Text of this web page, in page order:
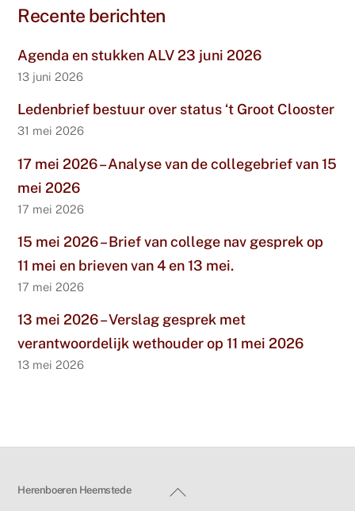
Recente berichten
Agenda en stukken ALV 23 juni 2026
13 juni 2026
Ledenbrief bestuur over status ‘t Groot Clooster
31 mei 2026
17 mei 2026 – Analyse van de collegebrief van 15
mei 2026
17 mei 2026
15 mei 2026 – Brief van college nav gesprek op
11 mei en brieven van 4 en 13 mei.
17 mei 2026
13 mei 2026 – Verslag gesprek met
verantwoordelijk wethouder op 11 mei 2026
13 mei 2026
Back
Herenboeren Heemstede